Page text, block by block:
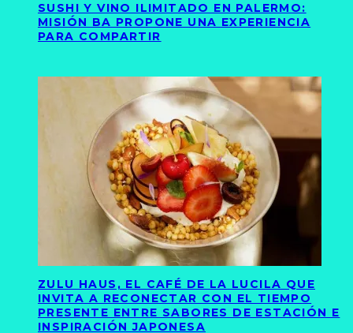
SUSHI Y VINO ILIMITADO EN PALERMO:
MISIÓN BA PROPONE UNA EXPERIENCIA
PARA COMPARTIR
ZULU HAUS, EL CAFÉ DE LA LUCILA QUE
INVITA A RECONECTAR CON EL TIEMPO
PRESENTE ENTRE SABORES DE ESTACIÓN E
INSPIRACIÓN JAPONESA